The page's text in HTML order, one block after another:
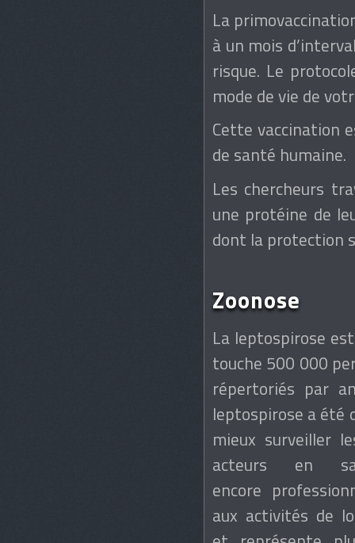
La
à un mois
risque. Le
mode de vie de
Cette vaccination
de santé humaine.
Les chercheurs
une protéine de
dont la protection
Zoonose
La leptospirose
touche 500 000
répertoriés par
leptospirose a été
mieux surveiller
acteurs en
encore
aux activités de